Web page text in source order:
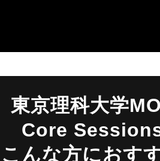
東京理科大学
Core
こんな方におす